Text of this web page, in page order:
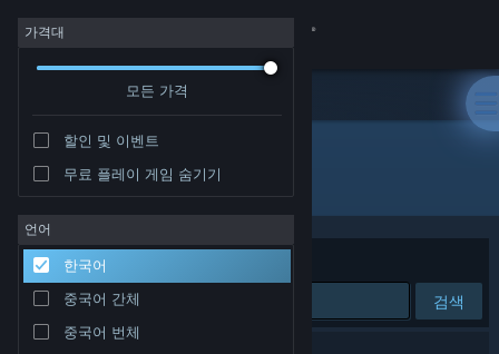
로그인
커뮤니티
정보
지원
언어 변경
가격대
모든 가격
할인 및 이벤트
무료 플레이 게임 숨기기
언어
한국어
중국어 간체
중국어 번체
개발자: 1047 Games
정렬 기준 연관성
검색